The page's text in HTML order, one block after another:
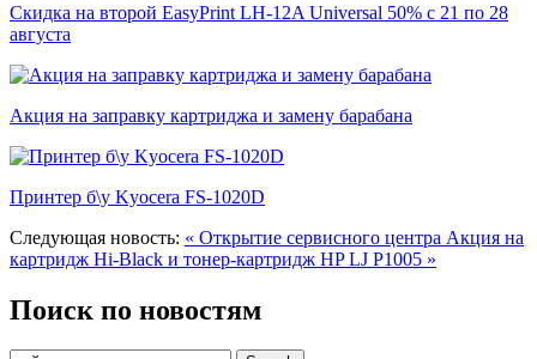
Скидка на второй EasyPrint LH-12A Universal 50% с 21 по 28
августа
Акция на заправку картриджа и замену барабана
Принтер б\у Kyocera FS-1020D
Следующая новость: « Открытие сервисного центра Акция на
картридж Hi-Black и тонер-картридж HP LJ P1005 »
Поиск по новостям